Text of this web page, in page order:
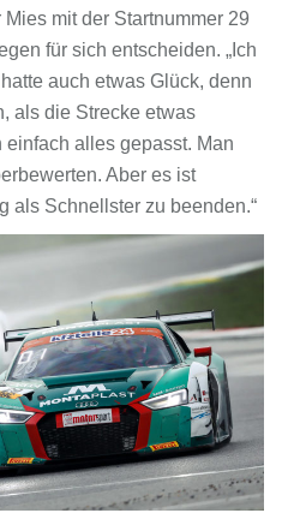
mit der Startnummer 29
für sich entscheiden. „Ich
auch etwas Glück, denn
als die Strecke etwas
alles gepasst. Man
Aber es ist
als Schnellster zu beenden.“